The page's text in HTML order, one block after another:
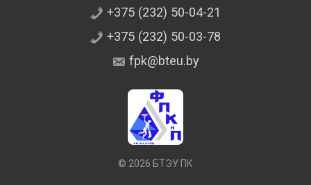
+375 (232) 50-04-21
+375 (232) 50-03-78
fpk@bteu.by
© 2026 БТЭУ ПК